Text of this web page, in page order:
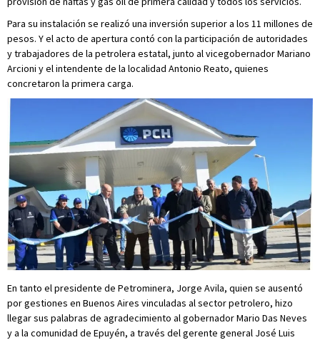
Para su instalación se realizó una inversión superior a los 11 millones de
pesos. Y el acto de apertura contó con la participación de autoridades
y trabajadores de la petrolera estatal, junto al vicegobernador Mariano
Arcioni y el intendente de la localidad Antonio Reato, quienes
concretaron la primera carga.
En tanto el presidente de Petrominera, Jorge Avila, quien se ausentó
por gestiones en Buenos Aires vinculadas al sector petrolero, hizo
llegar sus palabras de agradecimiento al gobernador Mario Das Neves
y a la comunidad de Epuyén, a través del gerente general José Luis